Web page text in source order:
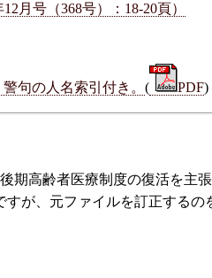
月号（368号）：18-20頁）
句の人名索引付き。( PDF)
期高齢者医療制度の復活を主
が、元ファイルを訂正するの